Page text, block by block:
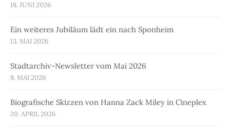
18. JUNI 2026
Ein weiteres Jubiläum lädt ein nach Sponheim
13. MAI 2026
Stadtarchiv-Newsletter vom Mai 2026
8. MAI 2026
Biografische Skizzen von Hanna Zack Miley in Cineplex
20. APRIL 2026